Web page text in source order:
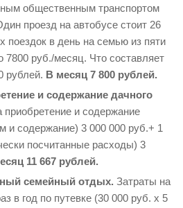
общественным транспортом
проезд на автобусе стоит 26
поездок в день на семью из пяти
7800 руб./месяц. Что составляет
рублей. В месяц 7 800 рублей.
и содержание дачного
приобретение и содержание
и содержание) 3 000 000 руб.+ 1
посчитанные расходы) 3
11 667 рублей.
семейный отдых. Затраты на
в год по путевке (30 000 руб. х 5